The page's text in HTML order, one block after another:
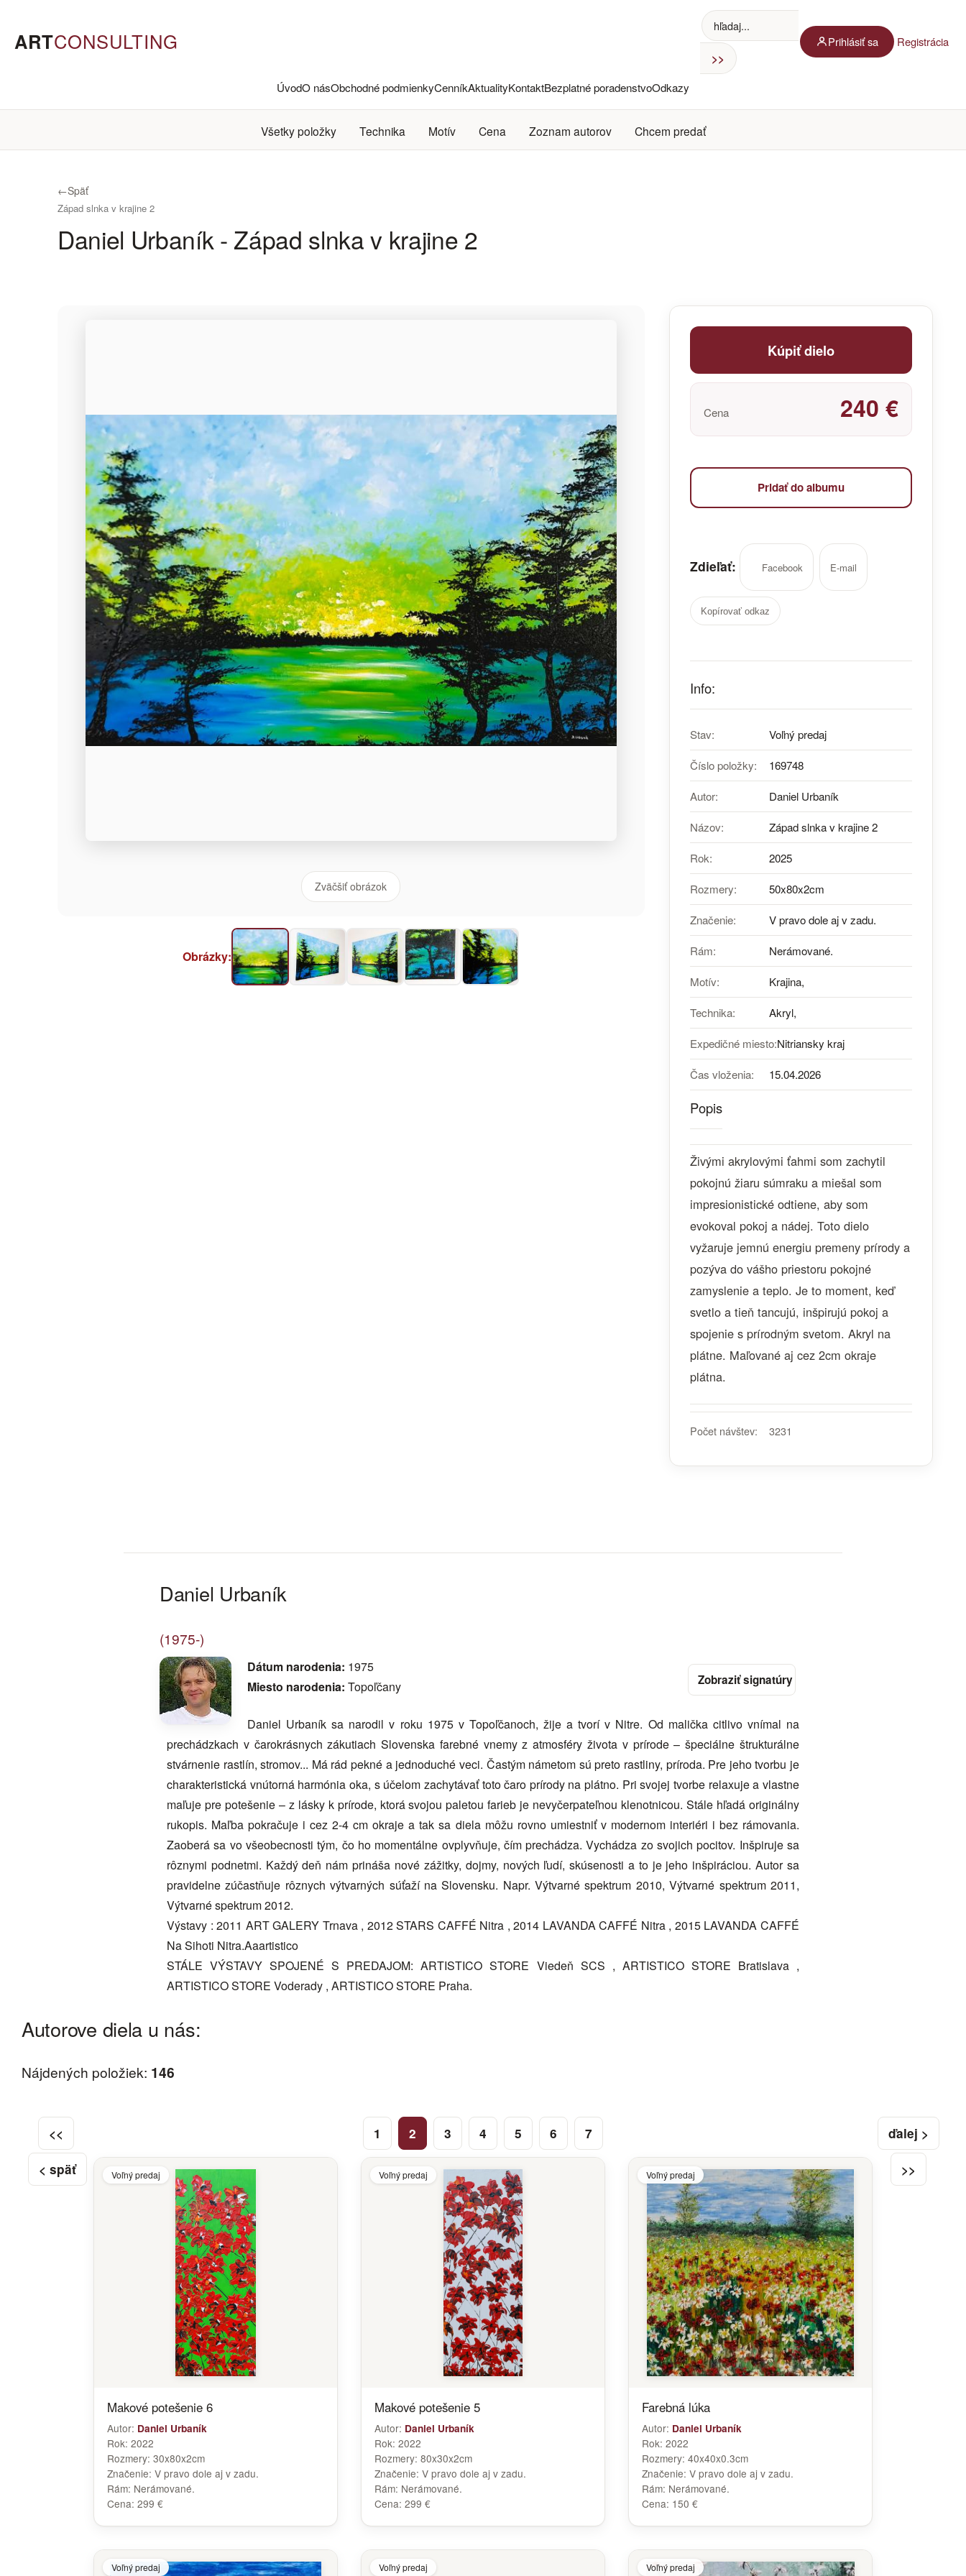
ARTCONSULTING
ÚvodO násObchodné podmienkyCenníkAktualityKontaktBezplatné poradenstvoOdkazy
Prihlásiť sa Registrácia
Všetky položky Technika Motív Cena Zoznam autorov Chcem predať
←Späť
Západ slnka v krajine 2
Daniel Urbaník - Západ slnka v krajine 2
Zväčšiť obrázok
Obrázky:
Kúpiť dielo
Cena 240 €
Pridať do albumu
Zdieľať: Facebook E-mail
Kopírovať odkaz
Info:
Stav: Voľný predaj
Číslo položky: 169748
Autor: Daniel Urbaník
Názov: Západ slnka v krajine 2
Rok: 2025
Rozmery: 50x80x2cm
Značenie: V pravo dole aj v zadu.
Rám: Nerámované.
Motív: Krajina,
Technika: Akryl,
Expedičné miesto:Nitriansky kraj
Čas vloženia: 15.04.2026
Popis
Živými akrylovými ťahmi som zachytil
pokojnú žiaru súmraku a miešal som
impresionistické odtiene, aby som
evokoval pokoj a nádej. Toto dielo
vyžaruje jemnú energiu premeny prírody a
pozýva do vášho priestoru pokojné
zamyslenie a teplo. Je to moment, keď
svetlo a tieň tancujú, inšpirujú pokoj a
spojenie s prírodným svetom. Akryl na
plátne. Maľované aj cez 2cm okraje
plátna.
Počet návštev: 3231
Daniel Urbaník
(1975-)
Dátum narodenia: 1975
Miesto narodenia: Topoľčany
Daniel Urbaník sa narodil v roku 1975 v Topoľčanoch, žije a tvorí v Nitre. Od malička citlivo vnímal na
prechádzkach v čarokrásnych zákutiach Slovenska farebné vnemy z atmosféry života v prírode – špeciálne štrukturálne
stvárnenie rastlín, stromov... Má rád pekné a jednoduché veci. Častým námetom sú preto rastliny, príroda. Pre jeho tvorbu je
charakteristická vnútorná harmónia oka, s účelom zachytávať toto čaro prírody na plátno. Pri svojej tvorbe relaxuje a vlastne
maľuje pre potešenie – z lásky k prírode, ktorá svojou paletou farieb je nevyčerpateľnou klenotnicou. Stále hľadá originálny
rukopis. Maľba pokračuje i cez 2-4 cm okraje a tak sa diela môžu rovno umiestniť v modernom interiéri i bez rámovania.
Zaoberá sa vo všeobecnosti tým, čo ho momentálne ovplyvňuje, čím prechádza. Vychádza zo svojich pocitov. Inšpiruje sa
rôznymi podnetmi. Každý deň nám prináša nové zážitky, dojmy, nových ľudí, skúsenosti a to je jeho inšpiráciou. Autor sa
pravidelne zúčastňuje rôznych výtvarných súťaží na Slovensku. Napr. Výtvarné spektrum 2010, Výtvarné spektrum 2011,
Výtvarné spektrum 2012.
Výstavy : 2011 ART GALERY Trnava , 2012 STARS CAFFÉ Nitra , 2014 LAVANDA CAFFÉ Nitra , 2015 LAVANDA CAFFÉ
Na Sihoti Nitra.Aaartistico
STÁLE VÝSTAVY SPOJENÉ S PREDAJOM: ARTISTICO STORE Viedeň SCS , ARTISTICO STORE Bratislava ,
ARTISTICO STORE Voderady , ARTISTICO STORE Praha.
Autorove diela u nás:
Nájdených položiek: 146
<<
< späť
ďalej >
>>
1 2 3 4 5 6 7
Voľný predaj
Makové potešenie 6
Autor: Daniel Urbaník
Rok: 2022
Rozmery: 30x80x2cm
Značenie: V pravo dole aj v zadu.
Rám: Nerámované.
Cena: 299 €
Voľný predaj
Makové potešenie 5
Autor: Daniel Urbaník
Rok: 2022
Rozmery: 80x30x2cm
Značenie: V pravo dole aj v zadu.
Rám: Nerámované.
Cena: 299 €
Voľný predaj
Farebná lúka
Autor: Daniel Urbaník
Rok: 2022
Rozmery: 40x40x0.3cm
Značenie: V pravo dole aj v zadu.
Rám: Nerámované.
Cena: 150 €
Voľný predaj Voľný predaj Voľný predaj